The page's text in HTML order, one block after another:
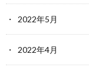
2022年5月
2022年4月